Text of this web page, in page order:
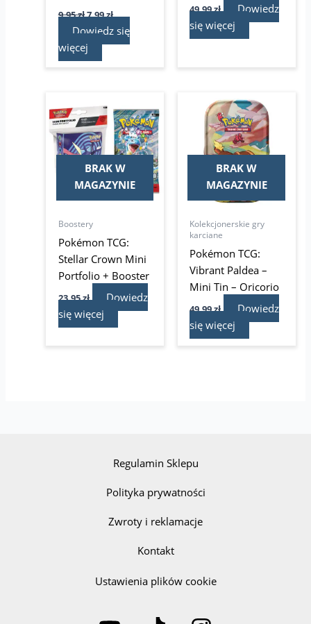
9,95zł7,99zł
Dowiedz się
więcej
49,99zł
Dowiedz
się więcej
BRAK W
MAGAZYNIE
Boostery
Pokémon TCG:
Stellar Crown Mini
Portfolio + Booster
23,95zł
Dowiedz
się więcej
BRAK W
MAGAZYNIE
Kolekcjonerskie gry
karciane
Pokémon TCG:
Vibrant Paldea –
Mini Tin – Oricorio
49,99zł
Dowiedz
się więcej
Regulamin Sklepu
Polityka prywatności
Zwroty i reklamacje
Kontakt
Ustawienia plików cookie